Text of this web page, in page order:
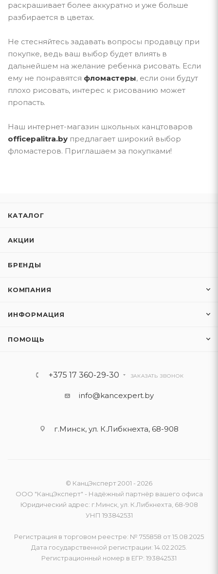
раскрашивает более аккуратно и уже больше
разбирается в цветах.
Не стесняйтесь задавать вопросы продавцу при
покупке, ведь ваш выбор будет влиять в
дальнейшем на желание ребенка рисовать. Если
ему не понравятся фломастеры, если они будут
плохо рисовать, интерес к рисованию может
пропасть.
Наш интернет-магазин школьных канцтоваров
officepalitra.by предлагает широкий выбор
фломастеров. Приглашаем за покупками!
КАТАЛОГ
АКЦИИ
БРЕНДЫ
КОМПАНИЯ
ИНФОРМАЦИЯ
ПОМОЩЬ
+375 17 360-29-30 ЗАКАЗАТЬ ЗВОНОК
info@kancexpert.by
г.Минск, ул. К.Либкнехта, 68-908
© КанцЭксперт 2001 - 2026
ООО "КанцЭксперт" - Надёжный партнёр вашего офиса
Юридический адрес: г.Минск, ул. К.Либкнехта, 68-908
УНП 193842531
Регистрация в торговом реестре: № 755858 от 15.08.2025
Дата государственной регистрации: 14.02.2025.
Регистрационный номер в ЕГР: 193842531